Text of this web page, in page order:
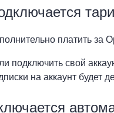
платить за
подключить свой
на аккаунт будет